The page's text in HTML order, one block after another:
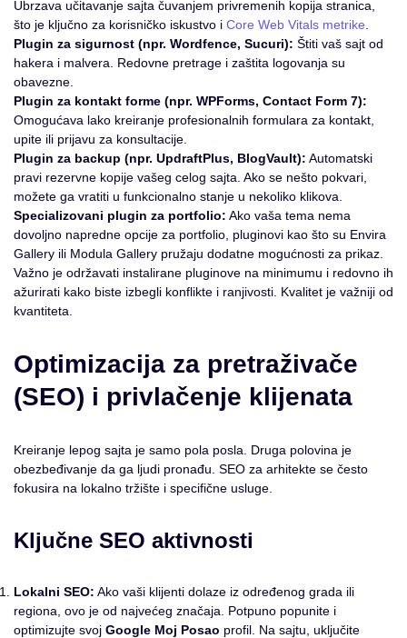
Ubrzava učitavanje sajta čuvanjem privremenih kopija stranica,
što je ključno za korisničko iskustvo i Core Web Vitals metrike
Plugin za sigurnost (npr. Wordfence, Sucuri): Štiti vaš sajt od
hakera i malvera. Redovne pretrage i zaštita logovanja su
obavezne.
Plugin za kontakt forme (npr. WPForms, Contact Form 7):
Omogućava lako kreiranje profesionalnih formulara za kontakt,
upite ili prijavu za konsultacije.
Plugin za backup (npr. UpdraftPlus, BlogVault): Automatski
pravi rezervne kopije vašeg celog sajta. Ako se nešto pokvari,
možete ga vratiti u funkcionalno stanje u nekoliko klikova.
Specializovani plugin za portfolio: Ako vaša tema nema
dovoljno napredne opcije za portfolio, pluginovi kao što su Envira
Gallery ili Modula Gallery pružaju dodatne mogućnosti za prikaz.
Važno je održavati instalirane pluginove na minimumu i redovno ih
ažurirati kako biste izbegli konflikte i ranjivosti. Kvalitet je važniji od
kvantiteta.
Optimizacija za pretraživače
(SEO) i privlačenje klijenata
Kreiranje lepog sajta je samo pola posla. Druga polovina je
obezbeđivanje da ga ljudi pronađu. SEO za arhitekte se često
fokusira na lokalno tržište i specifične usluge.
Ključne SEO aktivnosti
Lokalni SEO: Ako vaši klijenti dolaze iz određenog grada ili
regiona, ovo je od najvećeg značaja. Potpuno popunite i
optimizujte svoj Google Moj Posao profil. Na sajtu, uključite